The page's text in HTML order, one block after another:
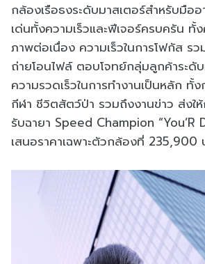
กล้องเรือธงระดับมาสเตอร์สำหรับมือ
เด่นทั้งความเร็วและฟีเจอร์ครบครัน ทั้ง
ภาพต่อเนื่อง ความเร็วในการโฟกัส รว
ถ่ายโอนไฟล์ ตอบโจทย์กลุ่มลูกค้าระดั
ความรวดเร็วในการทำงานเป็นหลัก ทั้
กีฬา ชีวิตสัตว์ป่า รวมถึงงานข่าว ส่งใ
รับฉายา Speed Champion “You’R
เสนอราคาเฉพาะตัวกล้องที่ 235,900